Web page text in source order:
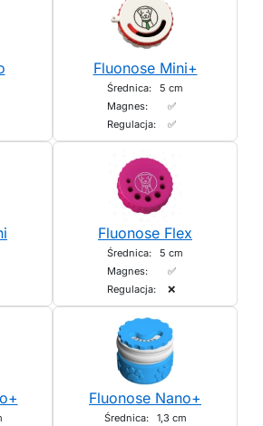
Fluonose Mini+
Średnica:
5 cm
Magnes:
✅
Regulacja:
✅
Fluonose Flex
Średnica:
5 cm
Magnes:
✅
Regulacja:
❌
Fluonose Nano+
Średnica:
1,3 cm